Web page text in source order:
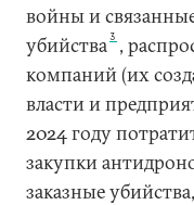
войны и
убийства3 ,
компаний (их
власти и
2024 году
закупки
заказные